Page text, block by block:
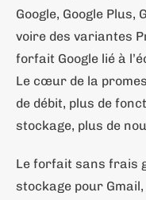
Google, Google Plus,
voire des variantes
forfait Google lié à
Le cœur de la
de débit, plus de
stockage, plus de
Le forfait sans frais
stockage pour